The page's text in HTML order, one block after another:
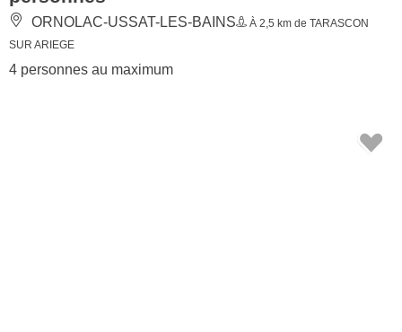
ORNOLAC-USSAT-LES-BAINS
À 2,5 km de TARASCON
SUR ARIEGE
4 personnes au maximum